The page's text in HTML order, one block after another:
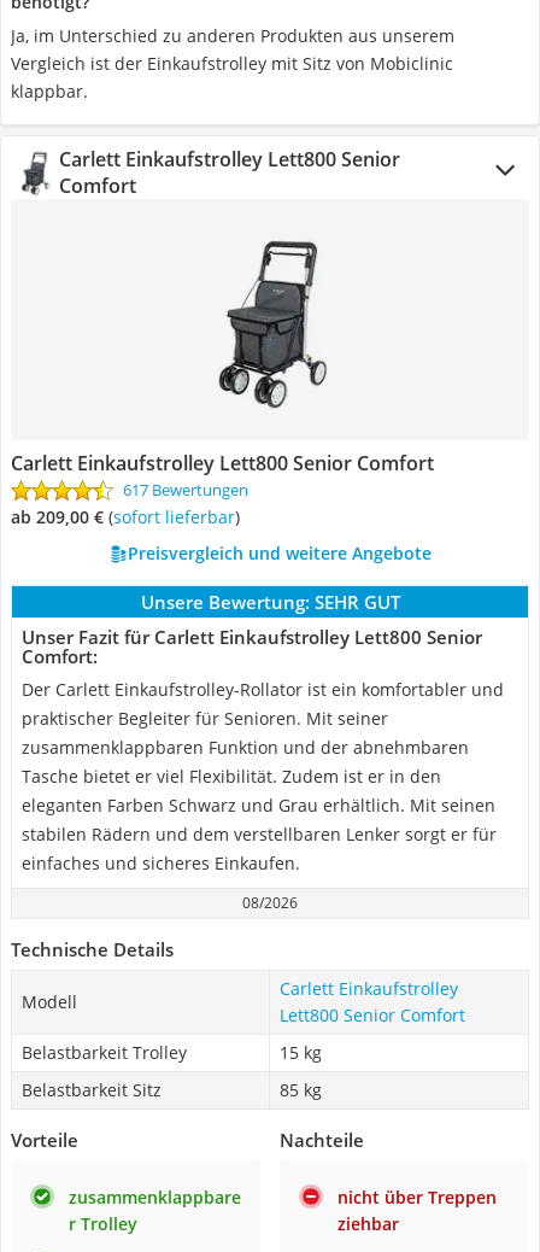
Ja, im Unterschied zu anderen Produkten aus unserem
Vergleich ist der Einkaufstrolley mit Sitz von Mobiclinic
klappbar.
Carlett Einkaufstrolley Lett800 Senior
Comfort
Carlett Einkaufstrolley Lett800 Senior Comfort
617 Bewertungen
ab 209,00 € ( Sofort lieferbar)
Preisvergleich und weitere Angebote
Unsere Bewertung: SEHR GUT
Unser Fazit für Carlett Einkaufstrolley Lett800 Senior
Comfort:
Der Carlett Einkaufstrolley-Rollator ist ein komfortabler und
praktischer Begleiter für Senioren. Mit seiner
zusammenklappbaren Funktion und der abnehmbaren
Tasche bietet er viel Flexibilität. Zudem ist er in den
eleganten Farben Schwarz und Grau erhältlich. Mit seinen
stabilen Rädern und dem verstellbaren Lenker sorgt er für
einfaches und sicheres Einkaufen.
08/2026
Technische Details
Modell
Carlett Einkaufstrolley
Lett800 Senior Comfort
Belastbarkeit Trolley
15 kg
Belastbarkeit Sitz
85 kg
Vorteile
zusammenklappbare
r Trolley
Nachteile
nicht über Treppen
ziehbar